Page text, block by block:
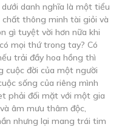
danh nghĩa là một tiểu
thông minh tài giỏi và
gì tuyệt vời hơn nữa khi
mọi thứ trong tay? Có
trải đầy hoa hồng thì
cuộc đời của một người
sống của riêng mình
phải đối mặt với một gia
âm mưu thâm độc,
nhưng lại mang trái tim